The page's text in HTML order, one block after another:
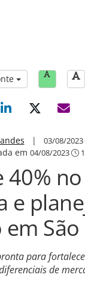
| 03/08/2023
em 04/08/2023
40%
e
São
para
de